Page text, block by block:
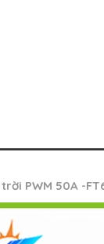
PWM 50A -